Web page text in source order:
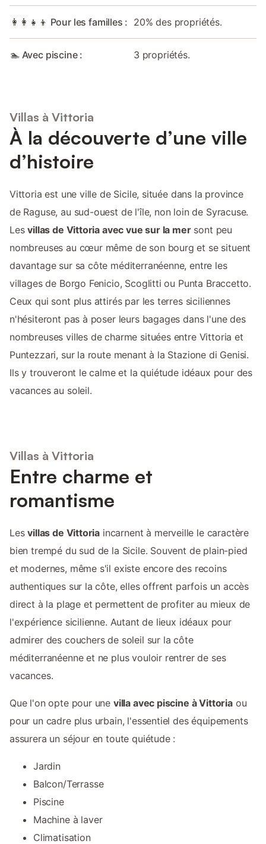
👩‍👩‍👧‍👦 Pour les familles : 20% des propriétés.
🏊 Avec piscine : 3 propriétés.
Villas à Vittoria
À la découverte d’une ville
d’histoire
Vittoria est une ville de Sicile, située dans la province
de Raguse, au sud-ouest de l'île, non loin de Syracuse.
Lesvillas de Vittoria avec vue sur la mersont peu
nombreuses au cœur même de son bourg et se situent
davantage sur sa côte méditerranéenne, entre les
villages de Borgo Fenicio, Scoglitti ou Punta Braccetto.
Ceux qui sont plus attirés par les terres siciliennes
n'hésiteront pas à poser leurs bagages dans l'une des
nombreuses villes de charme situées entre Vittoria et
Puntezzari, sur la route menant à la Stazione di Genisi.
Ils y trouveront le calme et la quiétude idéaux pour des
vacances au soleil.
Villas à Vittoria
Entre charme et
romantisme
Lesvillas de Vittoria incarnent à merveille le caractère
bien trempé du sud de la Sicile. Souvent de plain-pied
et modernes, même s'il existe encore des recoins
authentiques sur la côte, elles offrent parfois un accès
direct à la plage et permettent de profiter au mieux de
l'expérience sicilienne. Autant de lieux idéaux pour
admirer des couchers de soleil sur la côte
méditerranéenne et ne plus vouloir rentrer de ses
vacances.
Que l'on opte pour une villa avec piscine à Vittoriaou
pour un cadre plus urbain, l'essentiel des équipements
assurera un séjour en toute quiétude :
Jardin
Balcon/Terrasse
Piscine
Machine à laver
Climatisation